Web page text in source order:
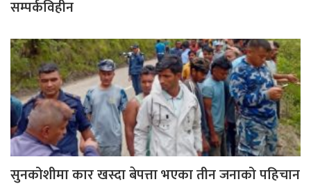
सम्पर्कविहीन
सुनकोशीमा कार खस्दा बेपत्ता भएका तीन जनाको पहिचान